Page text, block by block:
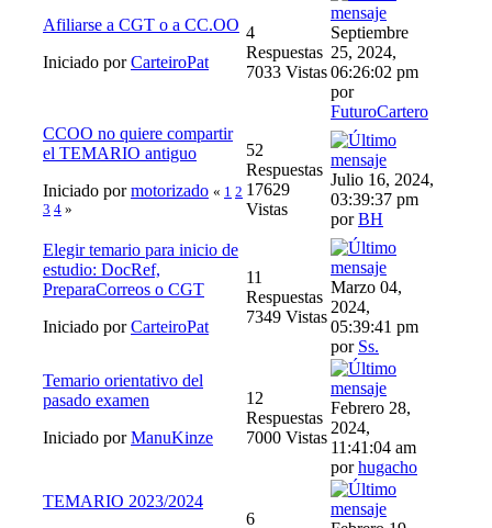
Afiliarse a CGT o a CC.OO
Iniciado porCarteiroPat
4
Respuestas
7033 Vistas
Septiembre
25, 2024,
06:26:02 pm
por
FuturoCartero
CCOO no quiere compartir
el TEMARIO antiguo
Iniciado pormotorizado « 1 2
3 4 »
52
Respuestas
17629
Vistas
Julio 16, 2024,
03:39:37 pm
porBH
Elegir temario para inicio de
estudio: DocRef,
PreparaCorreos o CGT
Iniciado porCarteiroPat
11
Respuestas
7349 Vistas
Marzo 04,
2024,
05:39:41 pm
por Ss.
Temario orientativo del
pasado examen
Iniciado porManuKinze
12
Respuestas
7000 Vistas
Febrero 28,
2024,
11:41:04 am
porhugacho
TEMARIO 2023/2024
6